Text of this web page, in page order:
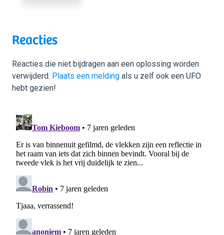
Reacties
Reacties die niet bijdragen aan een oplossing worden
verwijderd. Plaats een melding als u zelf ook een UFO
hebt gezien!